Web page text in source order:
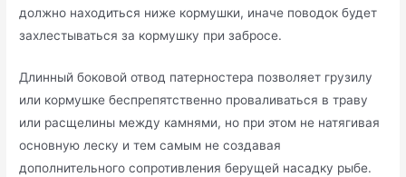
должно находиться ниже кормушки, иначе поводок будет
захлестываться за кормушку при забросе.
Длинный боковой отвод патерностера позволяет грузилу
или кормушке беспрепятственно проваливаться в траву
или расщелины между камнями, но при этом не натягивая
основную леску и тем самым не создавая
дополнительного сопротивления берущей насадку рыбе.